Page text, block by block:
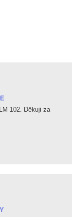
102. Děkuji za